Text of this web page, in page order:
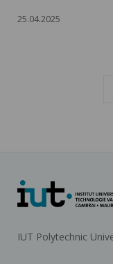
25.04.2025
IUT Polytechnic